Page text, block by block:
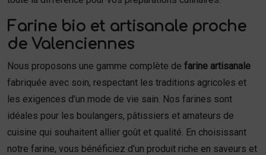
Farine bio et artisanale proche
de Valenciennes
Nous proposons une gamme complète de farine artisanale
fabriquée avec soin, respectant les traditions agricoles et
les exigences d’un mode de vie sain. Nos farines sont
idéales pour les boulangers, pâtissiers et amateurs de
cuisine qui souhaitent allier goût et qualité. En choisissant
notre farine, vous bénéficiez d’un produit riche en saveurs et